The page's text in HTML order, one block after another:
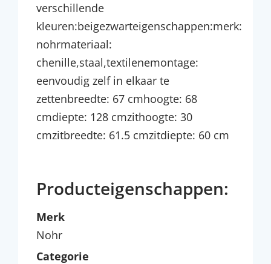
verschillende
kleuren:beigezwarteigenschappen:merk:
nohrmateriaal:
chenille,staal,textilenemontage:
eenvoudig zelf in elkaar te
zettenbreedte: 67 cmhoogte: 68
cmdiepte: 128 cmzithoogte: 30
cmzitbreedte: 61.5 cmzitdiepte: 60 cm
Producteigenschappen:
Merk
Nohr
Categorie